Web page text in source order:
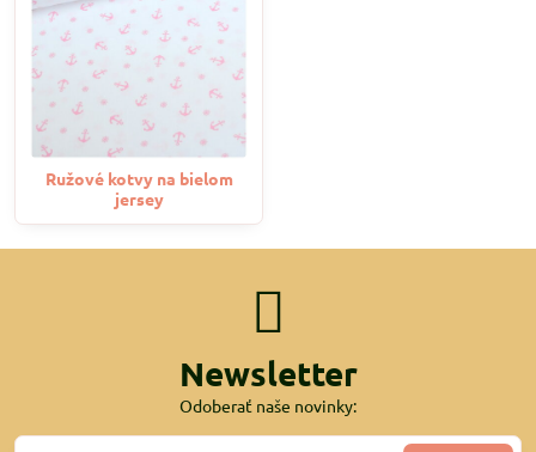
Ružové kotvy na bielom
jersey
Newsletter
Odoberať naše novinky: